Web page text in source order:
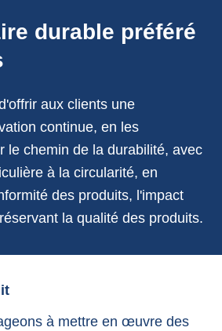
durable préféré
aux clients une
continue, en les
le chemin de la durabilité, avec
à la circularité, en
des produits, l'impact
la qualité des produits.
à mettre en œuvre des